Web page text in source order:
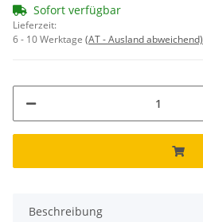
Sofort verfügbar
Lieferzeit:
6 - 10 Werktage (AT - Ausland abweichend)
Beschreibung